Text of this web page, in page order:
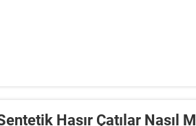
Hasır Çatılar Nasıl